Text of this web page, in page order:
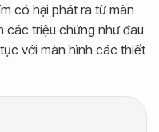
có hại phát ra từ màn
các triệu chứng như đau
với màn hình các thiết